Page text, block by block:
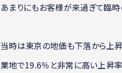
あまりにもお客様が来過ぎて臨
当時は東京の地価も下落から上
業地で19.6％と非常に高い上昇率